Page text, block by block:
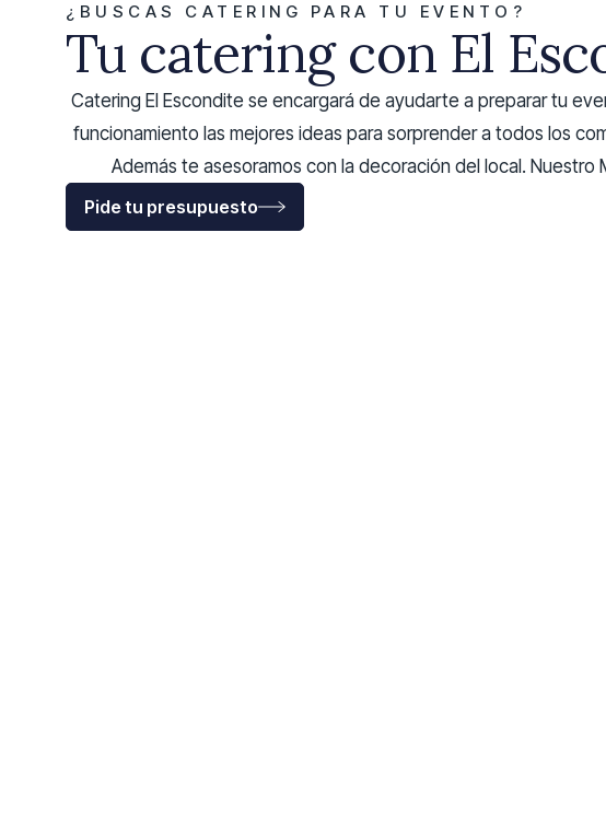
¿BUSCAS CATERING PARA TU EVENTO?
Tu catering con El
Catering El Escondite se encargará de ayudarte a preparar tu
funcionamiento las mejores ideas para sorprender a todos los
Además te asesoramos con la decoración del local.
Pide tu presupuesto